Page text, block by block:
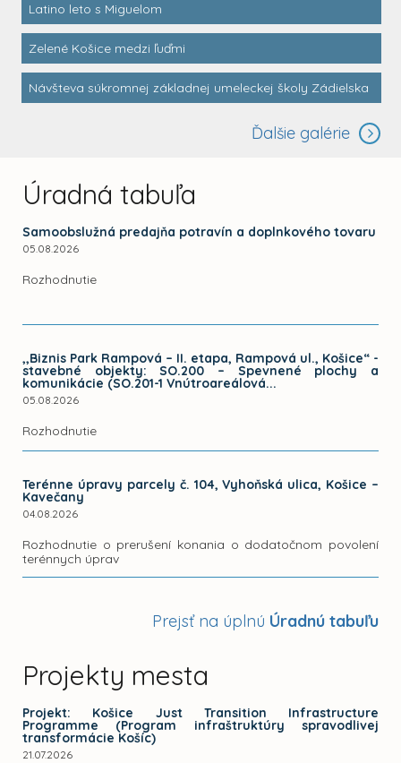
Latino leto s Miguelom
Zelené Košice medzi ľuďmi
Návšteva súkromnej základnej umeleckej školy Zádielska
Ďalšie galérie
Úradná tabuľa
Samoobslužná predajňa potravín a doplnkového tovaru
05.08.2026
Rozhodnutie
,,Biznis Park Rampová – II. etapa, Rampová ul., Košice“ -
stavebné objekty: SO.200 – Spevnené plochy a
komunikácie (SO.201-1 Vnútroareálová...
05.08.2026
Rozhodnutie
Terénne úpravy parcely č. 104, Vyhoňská ulica, Košice –
Kavečany
04.08.2026
Rozhodnutie o prerušení konania o dodatočnom povolení
terénnych úprav
Prejsť na úplnú Úradnú tabuľu
Projekty mesta
Projekt: Košice Just Transition Infrastructure
Programme (Program infraštruktúry spravodlivej
transformácie Košíc)
21.07.2026